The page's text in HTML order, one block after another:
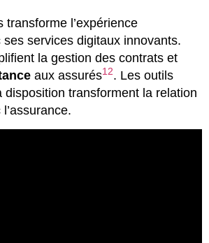
transforme l’expérience
ses services digitaux innovants.
la gestion des contrats et
aux assurés12. Les outils
disposition transforment la relation